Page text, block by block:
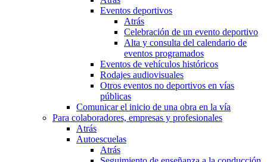
Eventos deportivos
Atrás
Celebración de un evento deportivo
Alta y consulta del calendario de
eventos programados
Eventos de vehículos históricos
Rodajes audiovisuales
Otros eventos no deportivos en vías
públicas
Comunicar el inicio de una obra en la vía
Para colaboradores, empresas y profesionales
Atrás
Autoescuelas
Atrás